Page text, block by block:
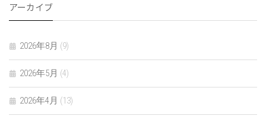
アーカイブ
2026年8月 (9)
2026年5月 (4)
2026年4月 (13)